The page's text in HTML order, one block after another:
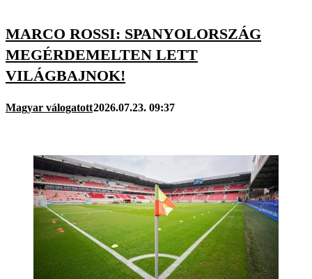
MARCO ROSSI: SPANYOLORSZÁG
MEGÉRDEMELTEN LETT
VILÁGBAJNOK!
Magyar válogatott2026.07.23. 09:37